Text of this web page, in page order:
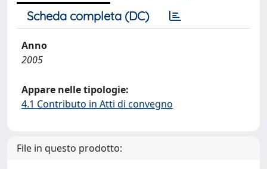
Scheda completa (DC)
Anno
2005
Appare nelle tipologie:
4.1 Contributo in Atti di convegno
File in questo prodotto: